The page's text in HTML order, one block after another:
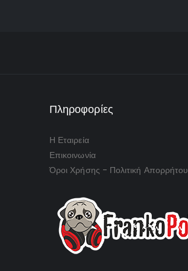
Πληροφορίες
Η Εταιρεία
Επικοινωνία
Όροι Χρήσης - Πολιτική Απορρήτου